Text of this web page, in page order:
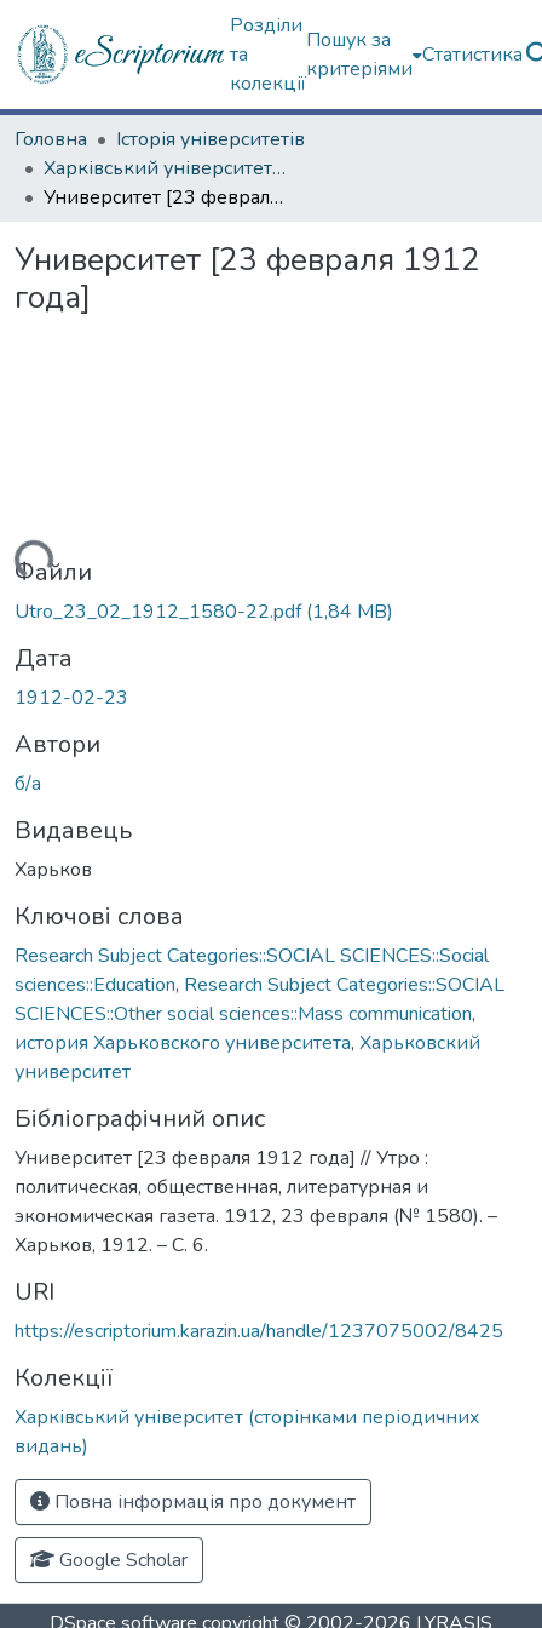
Розділи
та
колекції
Пошук за
критеріями
Статистика
Головна
Історія університетів
Харківський університет (сторінками періодичних видань)
Университет [23 февраля 1912 года]
Университет [23 февраля 1912
года]
Файли
Utro_23_02_1912_1580-22.pdf(1,84 MB)
Дата
1912-02-23
Автори
б/а
Видавець
Харьков
Ключові слова
Research Subject Categories::SOCIAL SCIENCES::Social
sciences::Education, Research Subject Categories::SOCIAL
SCIENCES::Other social sciences::Mass communication,
история Харьковского университета, Харьковский
университет
Бібліографічний опис
Университет [23 февраля 1912 года] // Утро :
политическая, общественная, литературная и
экономическая газета. 1912, 23 февраля (№ 1580). –
Харьков, 1912. – С. 6.
URI
https://escriptorium.karazin.ua/handle/1237075002/8425
Колекції
Харківський університет (сторінками періодичних
видань)
Повна інформація про документ
Google Scholar